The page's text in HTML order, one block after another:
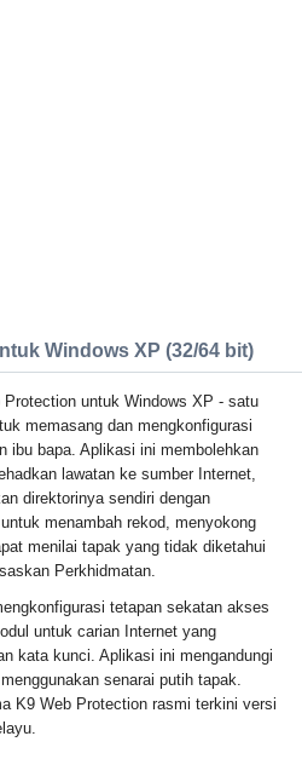
Windows XP (32/64 bit)
Protection untuk Windows XP - satu
memasang dan mengkonfigurasi
ibu bapa. Aplikasi ini membolehkan
lawatan ke sumber Internet,
direktorinya sendiri dengan
menambah rekod, menyokong
menilai tapak yang tidak diketahui
Perkhidmatan.
tetapan sekatan akses
untuk carian Internet yang
kata kunci. Aplikasi ini mengandungi
senarai putih tapak.
K9 Web Protection rasmi terkini versi